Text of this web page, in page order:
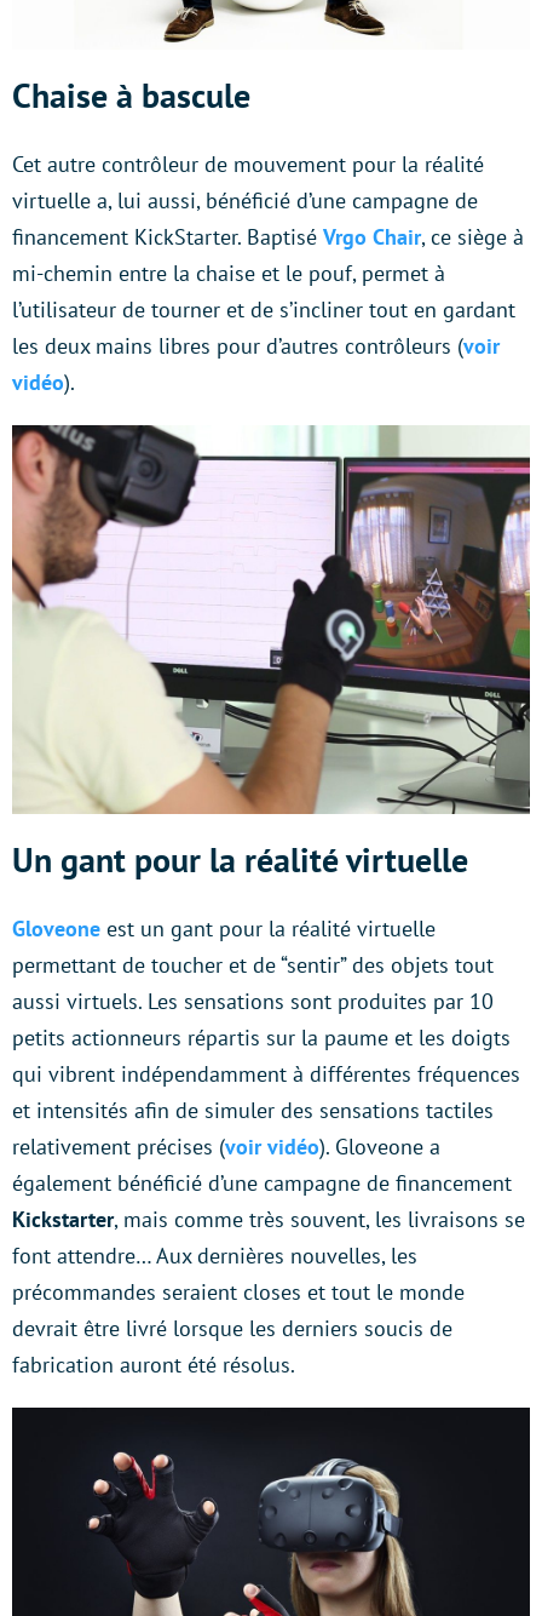
Chaise à bascule
Cet autre contrôleur de mouvement pour la réalité
virtuelle a, lui aussi, bénéficié d’une campagne de
financement KickStarter. Baptisé Vrgo Chair, ce siège à
mi-chemin entre la chaise et le pouf, permet à
l’utilisateur de tourner et de s’incliner tout en gardant
les deux mains libres pour d’autres contrôleurs (voir
vidéo).
Un gant pour la réalité virtuelle
Gloveone est un gant pour la réalité virtuelle
permettant de toucher et de “sentir” des objets tout
aussi virtuels. Les sensations sont produites par 10
petits actionneurs répartis sur la paume et les doigts
qui vibrent indépendamment à différentes fréquences
et intensités afin de simuler des sensations tactiles
relativement précises (voir vidéo). Gloveone a
également bénéficié d’une campagne de financement
Kickstarter, mais comme très souvent, les livraisons se
font attendre… Aux dernières nouvelles, les
précommandes seraient closes et tout le monde
devrait être livré lorsque les derniers soucis de
fabrication auront été résolus.